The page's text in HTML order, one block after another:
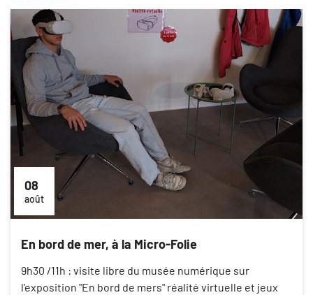
08
août
En bord de mer, à la Micro-Folie
9h30 /11h : visite libre du musée numérique sur
l’exposition "En bord de mers" réalité virtuelle et jeux